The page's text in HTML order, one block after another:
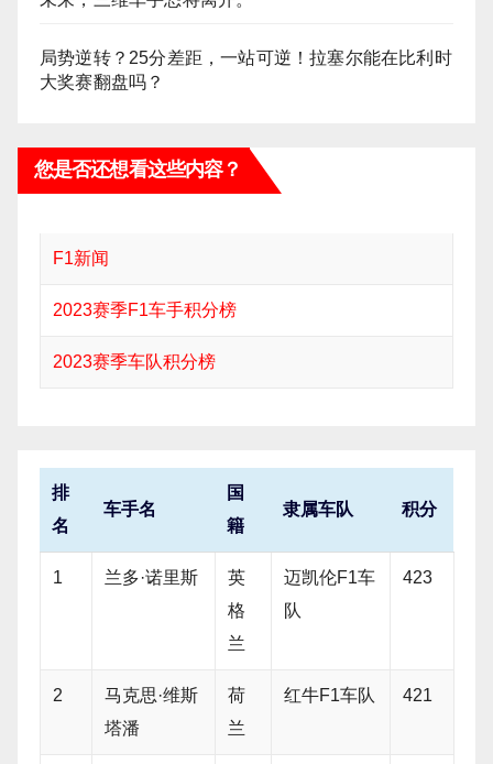
局势逆转？25分差距，一站可逆！拉塞尔能在比利时
大奖赛翻盘吗？
您是否还想看这些内容？
F1新闻
2023赛季F1车手积分榜
2023赛季车队积分榜
排
名
车手名
国
籍
隶属车队 积分
1 兰多·诺里斯
英
格
兰
迈凯伦F1车
队
423
2
马克思·维斯
塔潘
荷
兰
红牛F1车队 421